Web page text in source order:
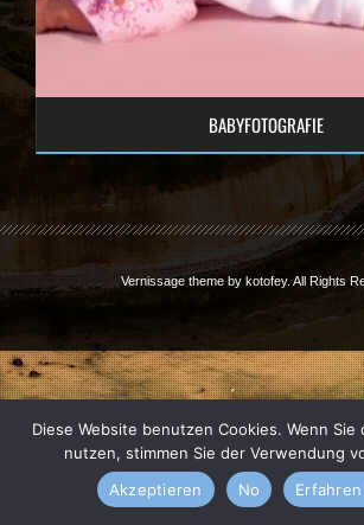
BABYFOTOGRAFIE
Vernissage theme by kotofey. All Rights
Diese Website benutzen Cookies. Wenn
nutzen, stimmen Sie der Verwendung
Akzeptieren
No